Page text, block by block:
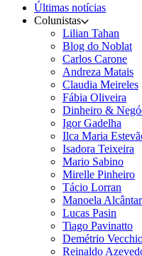
Últimas notícias
Colunistas
Lilian Tahan
Blog do Noblat
Carlos Carone
Andreza Matais
Claudia Meireles
Fábia Oliveira
Dinheiro &
Igor Gadelha
Ilca Maria
Isadora Teixeira
Mario Sabino
Mirelle Pinheiro
Tácio Lorran
Manoela
Lucas Pasin
Tiago Pavinatto
Demétrio
Reinaldo